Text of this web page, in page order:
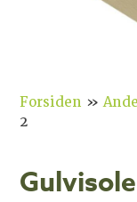
Forsiden »
2